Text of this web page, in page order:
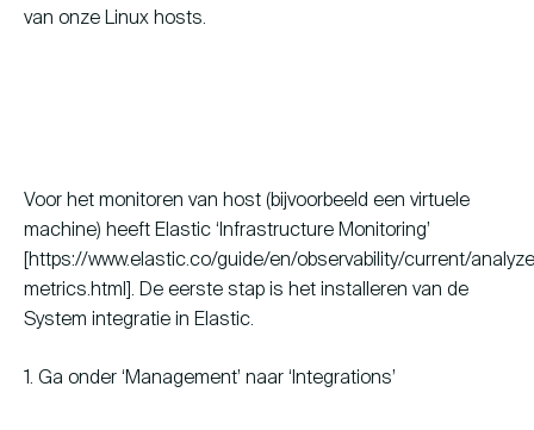
van onze Linux hosts.
Voor het monitoren van host (bijvoorbeeld een virtuele
machine) heeft Elastic ‘Infrastructure Monitoring’
[https://www.elastic.co/guide/en/observability/current/
metrics.html]. De eerste stap is het installeren van de
System integratie in Elastic.
1. Ga onder ‘Management’ naar ‘Integrations’